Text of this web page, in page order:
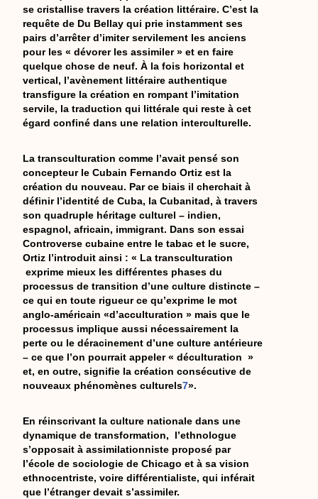
se cristallise travers la création littéraire. C’est la
requête de Du Bellay qui prie instamment ses
pairs d’arrêter d’imiter servilement les anciens
pour les « dévorer les assimiler » et en faire
quelque chose de neuf. À la fois horizontal et
vertical, l’avènement littéraire authentique
transfigure la création en rompant l’imitation
servile, la traduction qui littérale qui reste à cet
égard confiné dans une relation interculturelle.
La transculturation comme l’avait pensé son
concepteur le Cubain Fernando Ortiz est la
création du nouveau. Par ce biais il cherchait à
définir l’identité de Cuba, la Cubanitad, à travers
son quadruple héritage culturel – indien,
espagnol, africain, immigrant. Dans son essai
Controverse cubaine entre le tabac et le sucre,
Ortiz l’introduit ainsi : « La transculturation
exprime mieux les différentes phases du
processus de transition d’une culture distincte –
ce qui en toute rigueur ce qu’exprime le mot
anglo-américain «d’acculturation » mais que le
processus implique aussi nécessairement la
perte ou le déracinement d’une culture antérieure
– ce que l’on pourrait appeler « déculturation »
et, en outre, signifie la création consécutive de
nouveaux phénomènes culturels7».
En réinscrivant la culture nationale dans une
dynamique de transformation, l’ethnologue
s’opposait à assimilationniste proposé par
l’école de sociologie de Chicago et à sa vision
ethnocentriste, voire différentialiste, qui inférait
que l’étranger devait s’assimiler.